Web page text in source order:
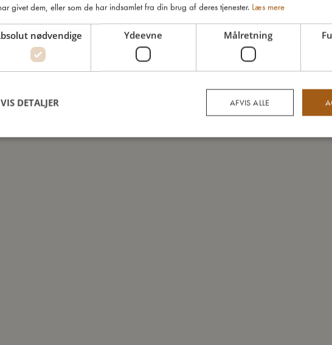
givet dem, eller som de har indsamlet fra din brug af deres tjenester. Læs mere
nødvendige Ydeevne Målretning
AFVIS ALLE
VIS DETALJER